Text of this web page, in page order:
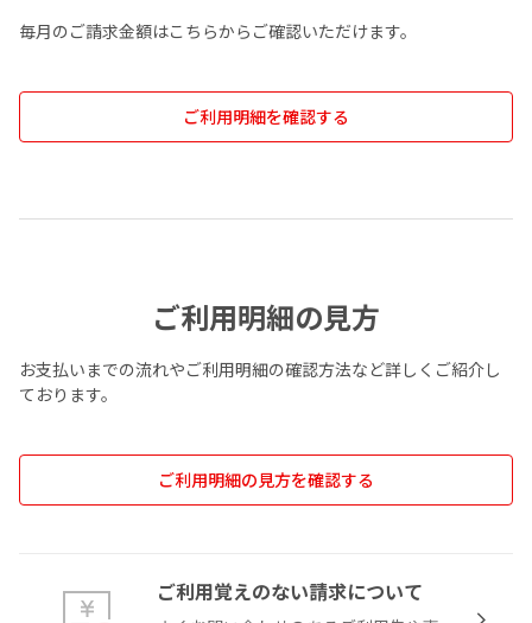
毎月のご請求金額はこちらからご確認いただけます。
ご利用明細を確認する
ご利用明細の見方
お支払いまでの流れやご利用明細の確認方法など詳しくご紹介し
ております。
ご利用明細の見方を確認する
ご利用覚えのない請求について